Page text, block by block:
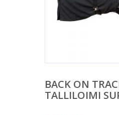
BACK ON
TALLILOIMI